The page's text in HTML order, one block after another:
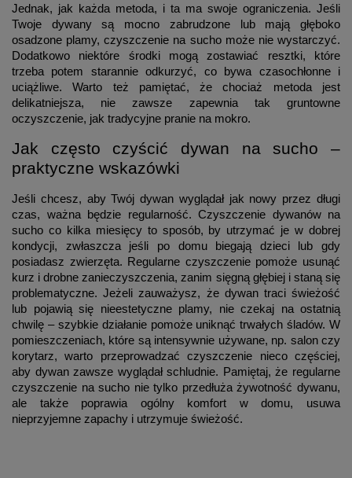
Jednak, jak każda metoda, i ta ma swoje ograniczenia. Jeśli
Twoje dywany są mocno zabrudzone lub mają głęboko
osadzone plamy, czyszczenie na sucho może nie wystarczyć.
Dodatkowo niektóre środki mogą zostawiać resztki, które
trzeba potem starannie odkurzyć, co bywa czasochłonne i
uciążliwe. Warto też pamiętać, że chociaż metoda jest
delikatniejsza, nie zawsze zapewnia tak gruntowne
oczyszczenie, jak tradycyjne pranie na mokro.
Jak często czyścić dywan na sucho –
praktyczne wskazówki
Jeśli chcesz, aby Twój dywan wyglądał jak nowy przez długi
czas, ważna będzie regularność. Czyszczenie dywanów na
sucho co kilka miesięcy to sposób, by utrzymać je w dobrej
kondycji, zwłaszcza jeśli po domu biegają dzieci lub gdy
posiadasz zwierzęta. Regularne czyszczenie pomoże usunąć
kurz i drobne zanieczyszczenia, zanim sięgną głębiej i staną się
problematyczne. Jeżeli zauważysz, że dywan traci świeżość
lub pojawią się nieestetyczne plamy, nie czekaj na ostatnią
chwilę – szybkie działanie pomoże uniknąć trwałych śladów. W
pomieszczeniach, które są intensywnie używane, np. salon czy
korytarz, warto przeprowadzać czyszczenie nieco częściej,
aby dywan zawsze wyglądał schludnie. Pamiętaj, że regularne
czyszczenie na sucho nie tylko przedłuża żywotność dywanu,
ale także poprawia ogólny komfort w domu, usuwa
nieprzyjemne zapachy i utrzymuje świeżość.